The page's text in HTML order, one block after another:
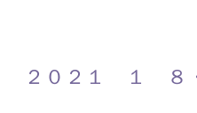
２０２１ １ ８